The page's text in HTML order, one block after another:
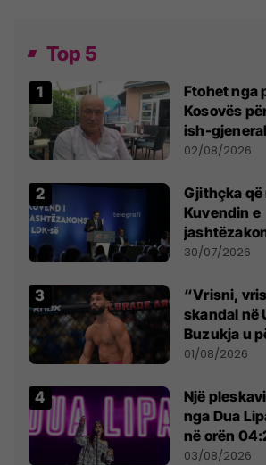
Top 5
Ftohet nga
Kosovës
ish-
dikush e
02/08/2026
Gjithçka që
Kuvendin e
së
30/07/2026
“Vrisni,
skandal në
Buzukja u
anti-
01/08/2026
Një
nga Dua
në orën
- dhe bota
03/08/2026